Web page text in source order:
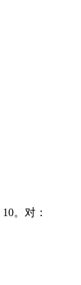
。对：